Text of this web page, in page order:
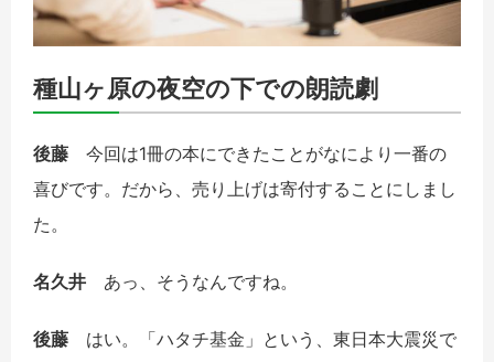
種山ヶ原の夜空の下での朗読劇
後藤 今回は1冊の本にできたことがなにより一番の
喜びです。だから、売り上げは寄付することにしまし
た。
名久井 あっ、そうなんですね。
後藤 はい。「ハタチ基金」という、東日本大震災で